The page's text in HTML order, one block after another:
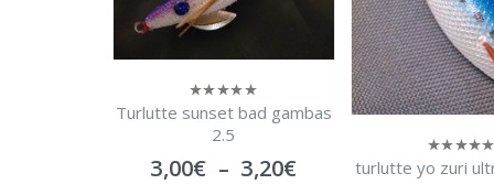
0
turlutte yo zuri ultra DX bleu